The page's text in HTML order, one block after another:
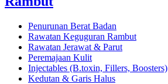
Penurunan Berat Badan
Rawatan Keguguran Rambut
Rawatan Jerawat & Parut
Peremajaan Kulit
Injectables (B.toxin, Fillers, Boosters)
Kedutan & Garis Halus